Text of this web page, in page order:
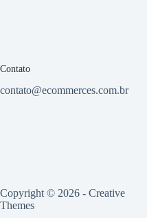
Contato
contato@ecommerces.com.br
Copyright © 2026 - Creative
Themes